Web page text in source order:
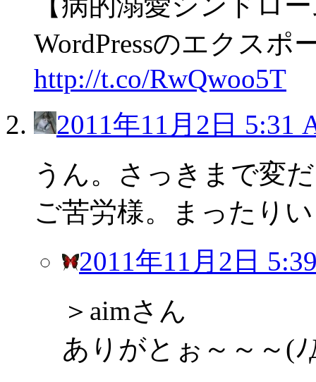
WordPressのエクスポ
http://t.co/RwQwoo5T
2011年11月2日 5:31
うん。さっきまで変
ご苦労様。まったり
2011年11月2日
＞aimさん
ありがとぉ～～～(